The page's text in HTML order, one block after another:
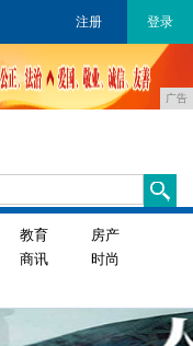
注册 登录
广告
教育
房产
商讯
时尚